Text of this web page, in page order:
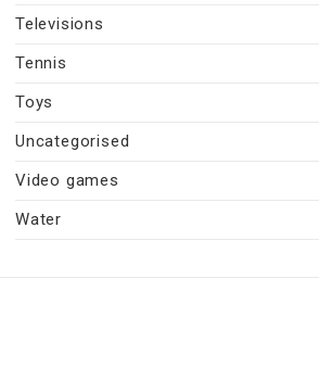
Televisions
Tennis
Toys
Uncategorised
Video games
Water